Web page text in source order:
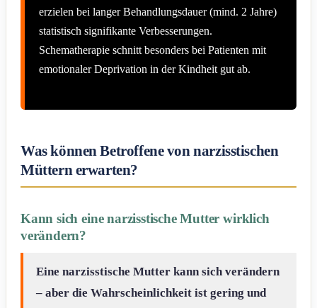
erzielen bei langer Behandlungsdauer (mind. 2 Jahre)
statistisch signifikante Verbesserungen.
Schematherapie schnitt besonders bei Patienten mit
emotionaler Deprivation in der Kindheit gut ab.
Was können Betroffene von narzisstischen
Müttern erwarten?
Kann sich eine narzisstische Mutter wirklich
verändern?
Eine narzisstische Mutter kann sich verändern
– aber die Wahrscheinlichkeit ist gering und